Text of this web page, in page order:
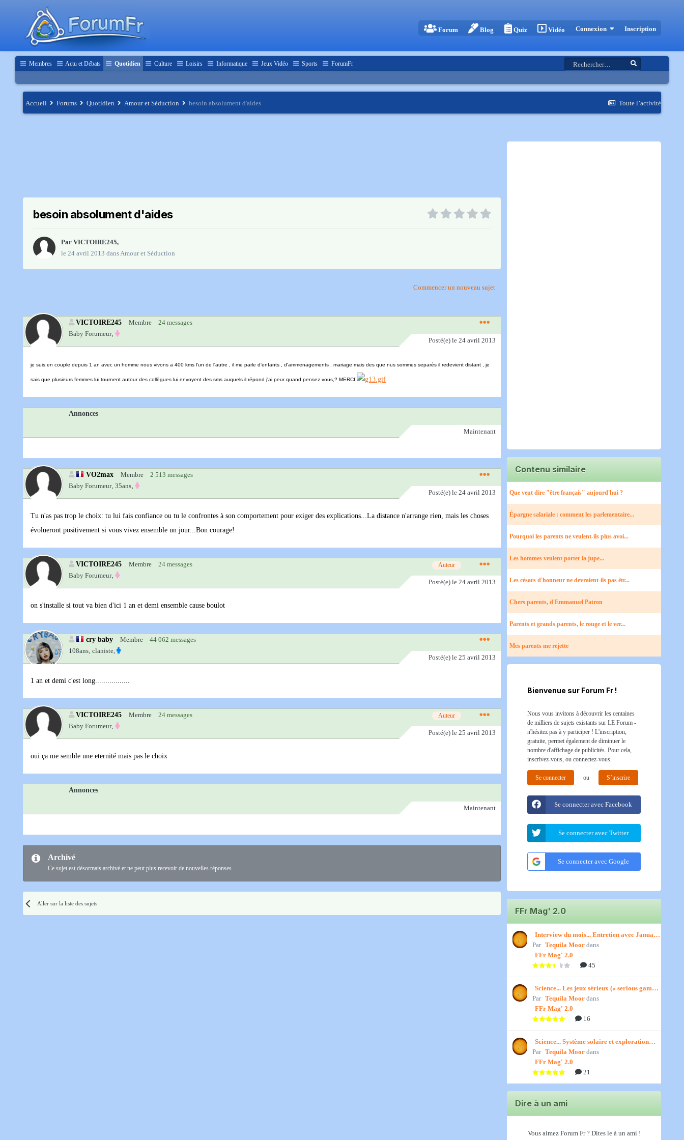
Forum Blog Quiz Vidéo Connexion Inscription
Membres Actu et Débats Quotidien Culture Loisirs Informatique Jeux Vidéo Sports ForumFr
Toute l’activité
Accueil Forums Quotidien Amour et Séduction besoin absolument d'aides
besoin absolument d'aides
Par VICTOIRE245,
le 24 avril 2013 dansAmour et Séduction
Commencer un nouveau sujet
VICTOIRE245 Membre
24 messages
Baby Forumeur‚
Posté(e) le 24 avril 2013
je suis en couple depuis 1 an avec un homme nous vivons a 400 kms l'un de l'autre , il me parle d'enfants , d'ammenagements , mariage mais des que nus sommes separés il redevient distant , je
sais que plusieurs femmes lui tournent autour des collègues lui envoyent des sms auquels il répond j'ai peur quand pensez vous,? MERCI
Annonces
Maintenant
VO2max Membre
2 513 messages
Baby Forumeur‚ 35ans‚
Posté(e) le 24 avril 2013
Tu n'as pas trop le choix: tu lui fais confiance ou tu le confrontes à son comportement pour exiger des explications...La distance n'arrange rien, mais les choses
évolueront positivement si vous vivez ensemble un jour...Bon courage!
VICTOIRE245 Membre 24 messages Auteur
Baby Forumeur‚
Posté(e) le 24 avril 2013
on s'installe si tout va bien d'ici 1 an et demi ensemble cause boulot
cry baby Membre
44 062 messages
108ans‚ claniste,
Posté(e) le 25 avril 2013
1 an et demi c'est long.................
VICTOIRE245 Membre 24 messages Auteur
Baby Forumeur‚
Posté(e) le 25 avril 2013
oui ça me semble une eternité mais pas le choix
Annonces
Maintenant
Archivé
Ce sujet est désormais archivé et ne peut plus recevoir de nouvelles réponses.
Aller sur la liste des sujets
Contenu similaire
Que veut dire "être français" aujourd'hui ?
Épargne salariale : comment les parlementaire...
Pourquoi les parents ne veulent-ils plus avoi...
Les hommes veulent porter la jupe...
Les césars d'honneur ne devraient-ils pas êtr...
Chers parents, d'Emmanuel Patron
Parents et grands parents, le rouge et le ver...
Mes parents me rejette
Bienvenue sur Forum Fr !
Nous vous invitons à découvrir les centaines
de milliers de sujets existants sur LE Forum -
n'hésitez pas à y participer ! L'inscription,
gratuite, permet également de diminuer le
nombre d'affichage de publicités. Pour cela,
inscrivez-vous, ou connectez-vous.
Se connecter ou S’inscrire
Se connecter avec Facebook
Se connecter avec Twitter
Se connecter avec Google
FFr Mag' 2.0
Interview du mois... Entretien avec January,
par Titenath
Par Tequila Moor dans
FFr Mag' 2.0
45
Science... Les jeux sérieux (« serious games
») par Jedino
Par Tequila Moor dans
FFr Mag' 2.0
16
Science... Système solaire et exploration
spatiale, par Jedino
Par Tequila Moor dans
FFr Mag' 2.0
21
Dire à un ami
Vous aimez Forum Fr ? Dites le à un ami !